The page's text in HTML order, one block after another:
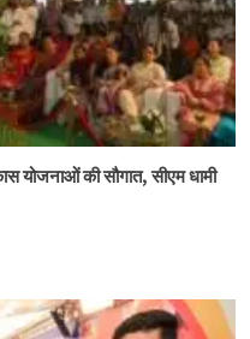
योजनाओं की सौगात, सीएम धामी